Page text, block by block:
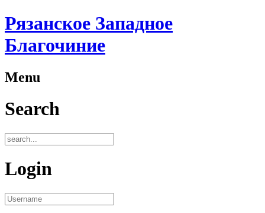
Рязанское Западное
Благочиние
Menu
Search
Login